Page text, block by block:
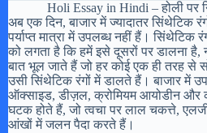
Holi Essay in Hindi – होली पर
अब एक दिन, बाजार में ज्यादातर सिंथेटिक
पर्याप्त मात्रा में उपलब्ध नहीं हैं। सिंथेटिक
को लगता है कि हमें इसे दूसरों पर डालना
बात भूल जाते हैं जो हर कोई एक ही तरह से
उसी सिंथेटिक रंगों में डालते हैं। बाजार में
ऑक्साइड, डीज़ल, क्रोमियम आयोडीन
घटक होते हैं, जो त्वचा पर लाल चकत्ते,
आंखों में जलन पैदा करते हैं।